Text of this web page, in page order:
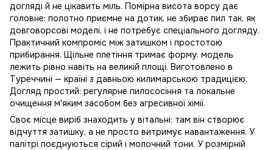
догляді й не цікавить міль. Помірна висота ворсу дає
головне: полотно приємне на дотик, не збирає пил так, як
довговорсові моделі, і не потребує спеціального догляду.
Практичний компроміс між затишком і простотою
прибирання. Щільне плетіння тримає форму: модель
лежить рівно навіть на великій площі. Виготовлено в
Туреччині — країні з давньою килимарською традицією.
Догляд простий: регулярне пилососіння та локальне
очищення м'яким засобом без агресивної хімії.
Своє місце виріб знаходить у вітальні: там він створює
відчуття затишку, а не просто витримує навантаження. У
палітрі поєднуються сірий і молочний тони. У розмірній